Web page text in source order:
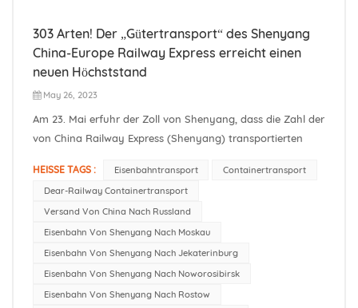
303 Arten! Der „Gütertransport“ des Shenyang
China-Europe Railway Express erreicht einen
neuen Höchststand
May 26, 2023
Am 23. Mai erfuhr der Zoll von Shenyang, dass die Zahl der
von China Railway Express (Shenyang) transportierten
wird davon ausgegangen, dass der derzeitige Shenyang
China-Europe Railway Express (Shenyang) hauptsächlich
aus den drei...
HEISSE TAGS : Eisenbahntransport
Containertransport
Dear-Railway Containertransport
Versand Von China Nach Russland
Eisenbahn Von Shenyang Nach Moskau
Eisenbahn Von Shenyang Nach Jekaterinburg
Eisenbahn Von Shenyang Nach Noworosibirsk
Eisenbahn Von Shenyang Nach Rostow